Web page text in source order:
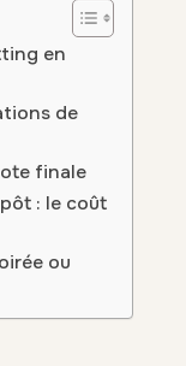
en
de
finale
: le coût
ou